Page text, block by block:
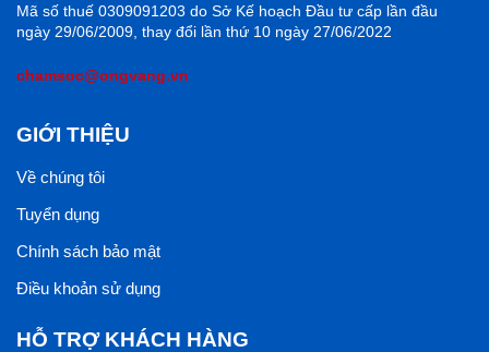
Mã số thuế 0309091203 do Sở Kế hoạch Đầu tư cấp lần đầu
ngày 29/06/2009, thay đổi lần thứ 10 ngày 27/06/2022
chamsoc@ongvang.vn
GIỚI THIỆU
Về chúng tôi
Tuyển dụng
Chính sách bảo mật
Điều khoản sử dụng
HỖ TRỢ KHÁCH HÀNG